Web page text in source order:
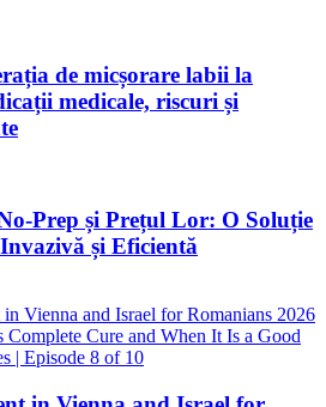
de micșorare labii la
medicale, riscuri și
Prep și Prețul Lor: O Soluție
și Eficientă